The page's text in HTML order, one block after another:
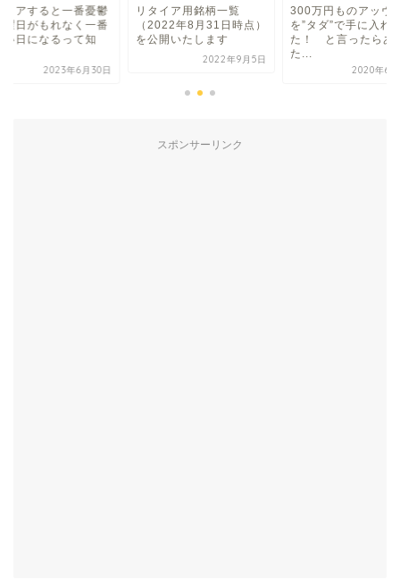
イアすると一番憂鬱
曜日がもれなく一番
い日になるって知
2023年6月30日
リタイア用銘柄一覧
（2022年8月31日時点）
を公開いたします
2022年9月5日
300万円ものアッヴ
を”タダ”で手に入れ
た！ と言ったらあ
た...
2020年6
スポンサーリンク